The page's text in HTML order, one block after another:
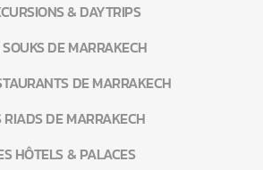
& DAYTRIPS
SOUKS DE MARRAKECH
DE MARRAKECH
RIADS DE MARRAKECH
HÔTELS & PALACES